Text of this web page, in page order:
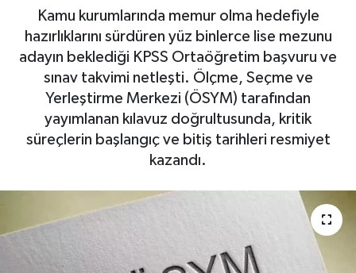
Kamu kurumlarında memur olma hedefiyle
hazırlıklarını sürdüren yüz binlerce lise mezunu
adayın beklediği KPSS Ortaöğretim başvuru ve
sınav takvimi netleşti. Ölçme, Seçme ve
Yerleştirme Merkezi (ÖSYM) tarafından
yayımlanan kılavuz doğrultusunda, kritik
süreçlerin başlangıç ve bitiş tarihleri resmiyet
kazandı.